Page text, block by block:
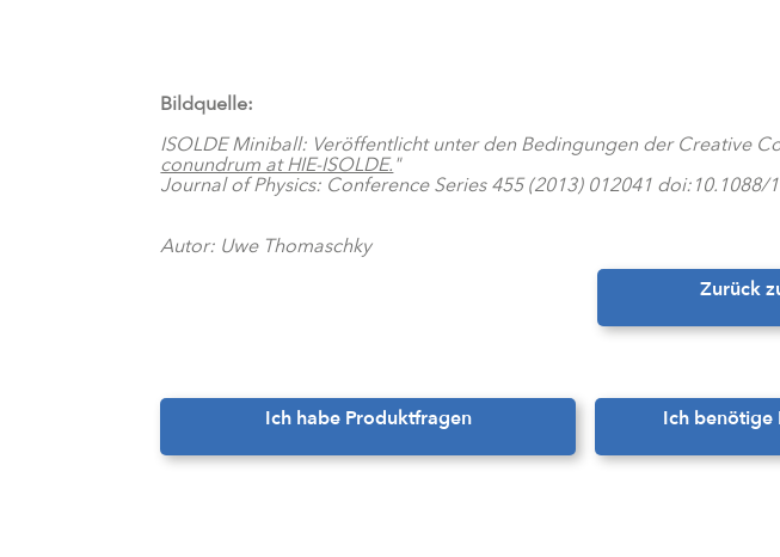
Bildquelle:
ISOLDE Miniball: Veröffentlicht unter den Bedingungen der Creative
conundrum at HIE-ISOLDE."
Journal of Physics: Conference Series 455 (2013) 012041
Autor: Uwe Thomaschky
Zurück
Ich habe Produktfragen Ich benötige